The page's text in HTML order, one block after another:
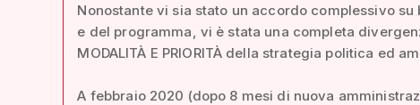
Nonostante vi sia stato un accordo complessivo
e del programma, vi è stata una completa
MODALITÀ E PRIORITÀ della strategia politica ed
A febbraio 2020 (dopo 8 mesi di nuova